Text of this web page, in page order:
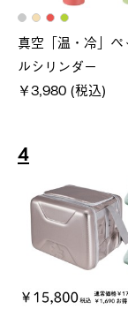
真空「温・冷」ペ
ルシリンダー
￥3,980 (税込)
4